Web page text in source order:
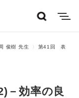
俊樹 先生
第41回 表
－効率の良